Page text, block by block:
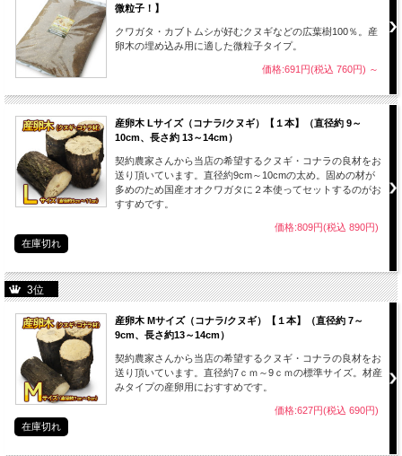
微粒子！】
クワガタ・カブトムシが好むクヌギなどの広葉樹100％。産
卵木の埋め込み用に適した微粒子タイプ。
価格:691円(税込 760円) ～
産卵木 Lサイズ（コナラ/クヌギ）【１本】（直径約 9～
10cm、長さ約 13～14cm）
契約農家さんから当店の希望するクヌギ・コナラの良材をお
送り頂いています。直径約9cm～10cmの太め。固めの材が
多めのため国産オオクワガタに２本使ってセットするのがお
すすめです。
価格:809円(税込 890円)
在庫切れ
3位
産卵木 Mサイズ（コナラ/クヌギ）【１本】（直径約 7～
9cm、長さ約13～14cm）
契約農家さんから当店の希望するクヌギ・コナラの良材をお
送り頂いています。直径約7ｃｍ～9ｃｍの標準サイズ。材産
みタイプの産卵用におすすめです。
価格:627円(税込 690円)
在庫切れ